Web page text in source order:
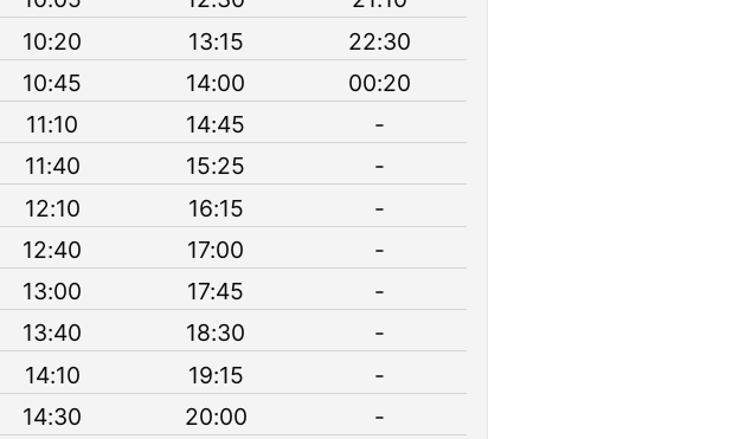
10:20
13:15
22:30
10:45
14:00
00:20
11:10
14:45
-
11:40
15:25
-
12:10
16:15
-
12:40
17:00
-
13:00
17:45
-
13:40
18:30
-
14:10
19:15
-
14:30
20:00
-